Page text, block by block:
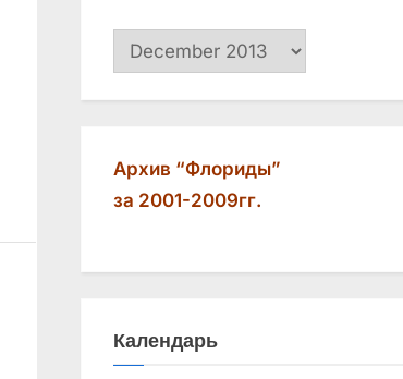
Архив
Архив “Флориды”
за 2001-2009гг.
Календарь